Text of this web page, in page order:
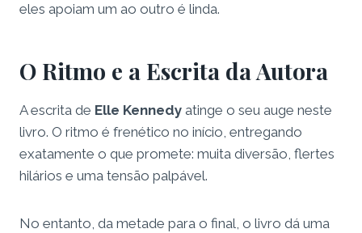
eles apoiam um ao outro é linda.
O Ritmo e a Escrita da Autora
A escrita de Elle Kennedy atinge o seu auge neste
livro. O ritmo é frenético no início, entregando
exatamente o que promete: muita diversão, flertes
hilários e uma tensão palpável.
No entanto, da metade para o final, o livro dá uma